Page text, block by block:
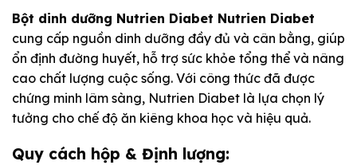
Bột dinh dưỡng Nutrien Diabet Nutrien Diabet
cung cấp nguồn dinh dưỡng đầy đủ và cân bằng, giúp
ổn định đường huyết, hỗ trợ sức khỏe tổng thể và nâng
cao chất lượng cuộc sống. Với công thức đã được
chứng minh lâm sàng, Nutrien Diabet là lựa chọn lý
tưởng cho chế độ ăn kiêng khoa học và hiệu quả.
Quy cách hộp & Định lượng: